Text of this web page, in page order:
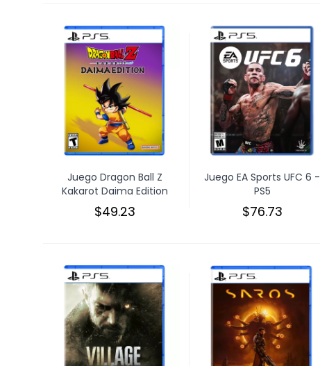
Juego Dragon Ball Z
Kakarot Daima Edition
$49.23
Juego EA Sports UFC 6 -
PS5
$76.73